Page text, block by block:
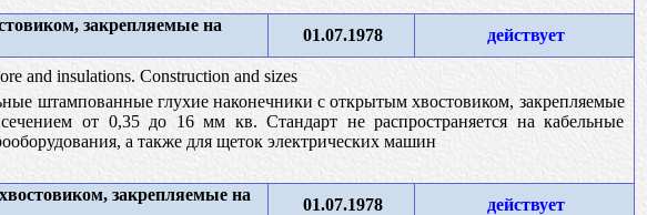
закрепляемые на
01.07.1978 действует
and insulations. Construction and sizes
штампованные глухие наконечники с открытым хвостовиком, закрепляемые
от 0,35 до 16 мм кв. Стандарт не распространяется на кабельные
а также для щеток электрических машин
закрепляемые на
01.07.1978 действует